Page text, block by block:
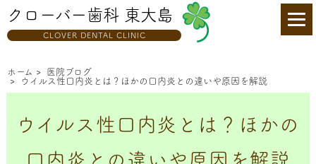
クローバー歯科 東大島
CLOVER DENTAL CLINIC
ホーム > 医院ブログ
>
ウイルス性口内炎とは？ほかの口内炎との違いや原因を解説
ウイルス性口内炎とは？ほかの
口内炎との違いや原因を解説